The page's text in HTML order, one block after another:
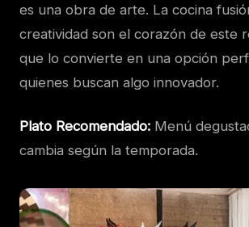
es una obra de arte. La cocina
creatividad son el corazón de este
que lo convierte en una opción
quienes buscan algo innovador.
Plato Recomendado: Menú
cambia según la temporada.